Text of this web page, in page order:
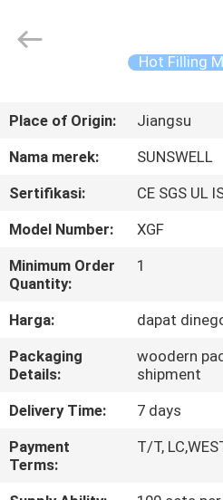
PRODUK
TENTANG
KAMI
TUR
PABRIK
KONTROL
KUALITAS
Hot Filling
Place of Origin:
Jiangsu
Nama merek:
SUNSWELL
Sertifikasi:
CE SGS UL
Model Number:
XGF
Minimum Order
Quantity:
1
Harga:
dapat
Packaging
Details:
woodern
shipment
Delivery Time:
7 days
Payment
Terms:
T/T,